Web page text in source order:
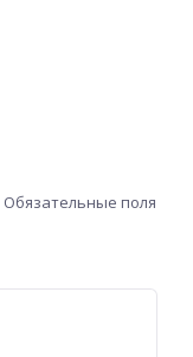
Обязательные поля